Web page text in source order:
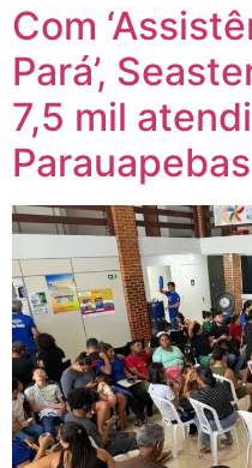
Com
Pará’,
7,5 mil
Parauapebas